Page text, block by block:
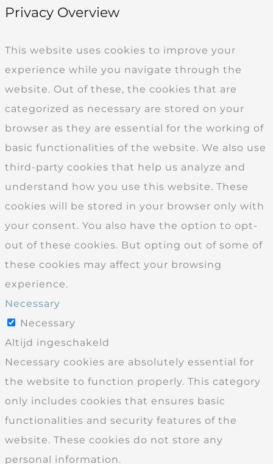
Privacy Overview
This website uses cookies to improve your
experience while you navigate through the
website. Out of these, the cookies that are
categorized as necessary are stored on your
browser as they are essential for the working of
basic functionalities of the website. We also use
third-party cookies that help us analyze and
understand how you use this website. These
cookies will be stored in your browser only with
your consent. You also have the option to opt-
out of these cookies. But opting out of some of
these cookies may affect your browsing
experience.
Necessary
Necessary
Altijd ingeschakeld
Necessary cookies are absolutely essential for
the website to function properly. This category
only includes cookies that ensures basic
functionalities and security features of the
website. These cookies do not store any
personal information.